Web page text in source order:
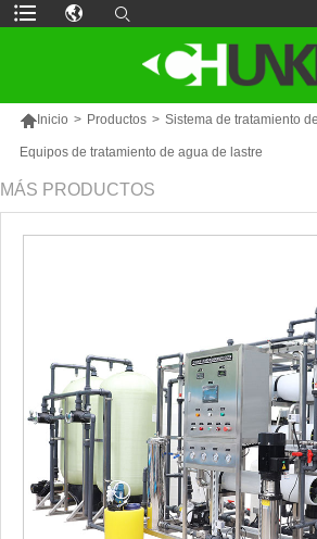
Inicio > Productos > Sistema de tratamiento
Equipos de tratamiento de agua de lastre
MÁS PRODUCTOS